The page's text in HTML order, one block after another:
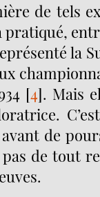
de tels
la
[4]. Mais
de
de tout